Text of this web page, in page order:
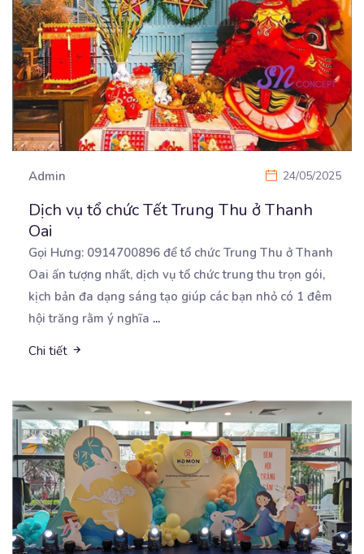
Admin 24/05/2025
Dịch vụ tổ chức Tết Trung Thu ở Thanh
Oai
Gọi Hưng: 0914700896 để tổ chức Trung Thu ở Thanh
Oai ấn tượng nhất, dịch vụ tổ chức trung thutrọn gói,
kịch bản đa dạng sáng tạo giúp các bạn nhỏ có 1 đêm
hội trăng rằm ý nghĩa ...
Chi tiết